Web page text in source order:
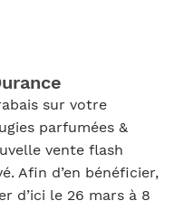
sur votre
parfumées &
vente flash
Afin d’en bénéficier,
d’ici le 26 mars à 8